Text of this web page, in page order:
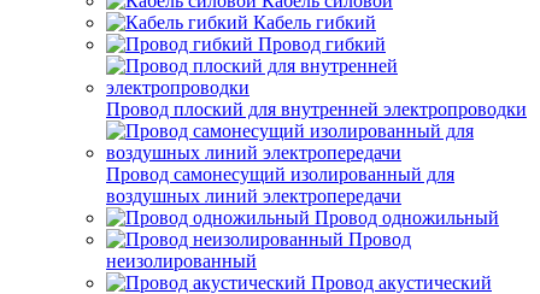
Кабель гибкий
Провод гибкий
Провод плоский для внутренней электропроводки
Провод самонесущий изолированный для
воздушных линий электропередачи
Провод одножильный
Провод
неизолированный
Провод акустический